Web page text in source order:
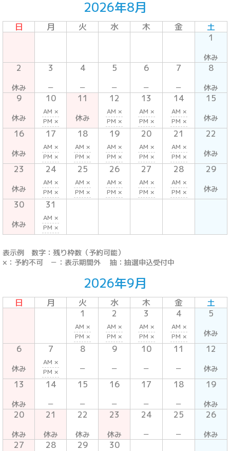
2026年8月
日 月 火 水 木 金
土
1
休み
2
休み
3
－
4
－
5
－
6
－
7
－
8
休み
9
休み
10
AM ×
PM ×
11
休み
12
AM ×
PM ×
13
AM ×
PM ×
14
AM ×
PM ×
15
休み
16
休み
17
AM ×
PM ×
18
AM ×
PM ×
19
AM ×
PM ×
20
AM ×
PM ×
21
AM ×
PM ×
22
休み
23
休み
24
AM ×
PM ×
25
AM ×
PM ×
26
AM ×
PM ×
27
AM ×
PM ×
28
AM ×
PM ×
29
休み
30
休み
31
AM ×
PM ×
表示例 数字：残り枠数（予約可能）
×：予約不可 －：表示期間外 抽：抽選申込受付中
2026年9月
日 月 火 水 木 金
土
1
AM ×
PM ×
2
AM ×
PM ×
3
AM ×
PM ×
4
AM ×
PM ×
5
休み
6
休み
7
AM ×
PM ×
8
－
9
－
10
－
11
－
12
休み
13
休み
14
－
15
－
16
－
17
－
18
－
19
休み
20
休み
21
休み
22
休み
23
休み
24
－
25
－
26
休み
27 28 29 30